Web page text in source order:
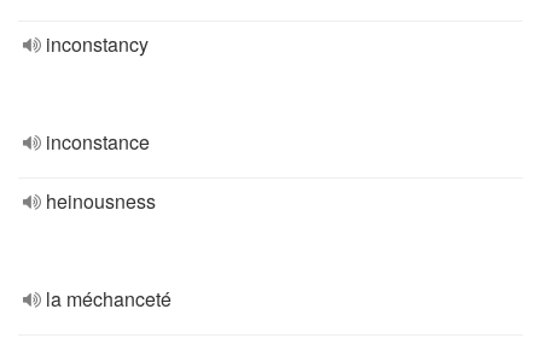
inconstancy
inconstance
heinousness
la méchanceté